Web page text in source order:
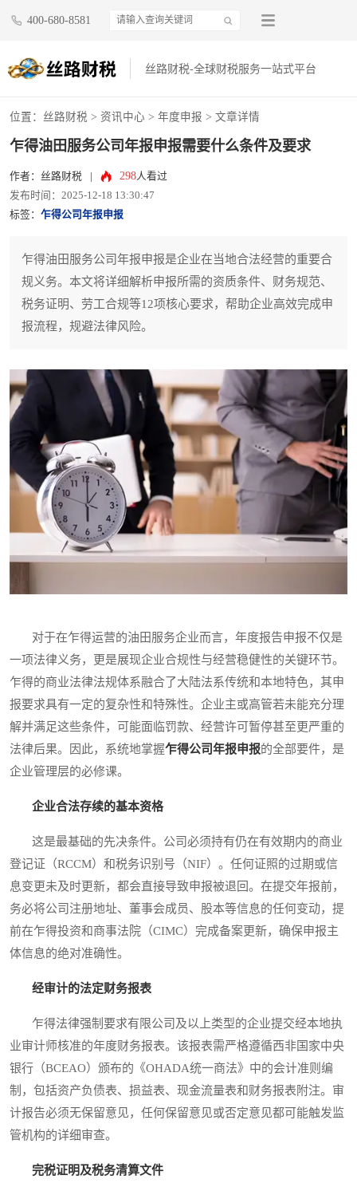
400-680-8581
丝路财税-全球财税服务一站式平台
位置： 丝路财税 > 资讯中心 > 年度申报 > 文章详情
乍得油田服务公司年报申报需要什么条件及要求
作者：丝路财税 298人看过
发布时间：2025-12-18 13:30:47
标签： 乍得公司年报申报
乍得油田服务公司年报申报是企业在当地合法经营的重要合
规义务。本文将详细解析申报所需的资质条件、财务规范、
税务证明、劳工合规等12项核心要求，帮助企业高效完成申
报流程，规避法律风险。
对于在乍得运营的油田服务企业而言，年度报告申报不仅是
一项法律义务，更是展现企业合规性与经营稳健性的关键环节。
乍得的商业法律法规体系融合了大陆法系传统和本地特色，其申
报要求具有一定的复杂性和特殊性。企业主或高管若未能充分理
解并满足这些条件，可能面临罚款、经营许可暂停甚至更严重的
法律后果。因此，系统地掌握乍得公司年报申报的全部要件，是
企业管理层的必修课。
企业合法存续的基本资格
这是最基础的先决条件。公司必须持有仍在有效期内的商业
登记证（RCCM）和税务识别号（NIF）。任何证照的过期或信
息变更未及时更新，都会直接导致申报被退回。在提交年报前，
务必将公司注册地址、董事会成员、股本等信息的任何变动，提
前在乍得投资和商事法院（CIMC）完成备案更新，确保申报主
体信息的绝对准确性。
经审计的法定财务报表
乍得法律强制要求有限公司及以上类型的企业提交经本地执
业审计师核准的年度财务报表。该报表需严格遵循西非国家中央
银行（BCEAO）颁布的《OHADA统一商法》中的会计准则编
制，包括资产负债表、损益表、现金流量表和财务报表附注。审
计报告必须无保留意见，任何保留意见或否定意见都可能触发监
管机构的详细审查。
完税证明及税务清算文件